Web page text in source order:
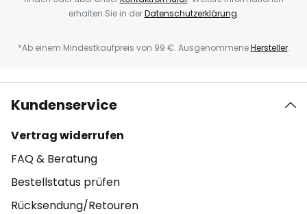
erhalten Sie in derDatenschutzerklärung.
*Ab einem Mindestkaufpreis von 99 €. AusgenommeneHersteller.
Kundenservice
Vertrag widerrufen
FAQ & Beratung
Bestellstatus prüfen
Rücksendung/Retouren